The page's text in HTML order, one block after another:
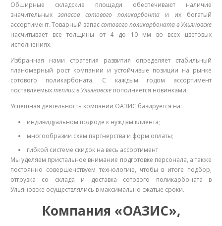
Обширные складские площади обеспечивают наличие
значительных запасов сотового поликарбонта и их богатый
ассортимент. Товарный запассотового поликарбоната в Ульяновске
насчитывает все толщины от 4 до 10 мм во всех цветовых
исполнениях.
Избранная нами стратегия развития определяет стабильный
планомерный рост компании и устойчивые позиции на рынке
сотового поликарбоната. С каждым годом ассортимент
поставляемыхтеплиц в Ульяновске пополняется новинками.
Успешная деятельность компании ОАЗИС базируется на:
индивидуальном подходе к нуждам клиента;
многообразии схем партнерства и форм оплаты;
гибкой системе скидок на весь ассортимент
Мы уделяем пристальное внимание подготовке персонала, а также
постоянно совершенствуем технологию, чтобы в итоге подбор,
отгрузка со склада и доставка сотового поликарбоната в
Ульяновске осуществлялись в максимально сжатые сроки.
Компания «ОАЗИС»,